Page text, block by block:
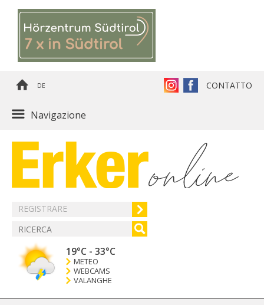
DE CONTATTO
Navigazione
REGISTRARE
19°C - 33°C
METEO
WEBCAMS
VALANGHE